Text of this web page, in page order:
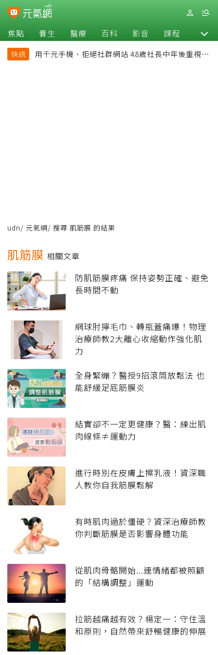
焦點 養生 醫療 百科 影音 課程 退休
快訊
用千元手機、拒絕社群網站 48歲社長中年後重視和
udn/ 元氣網/ 搜尋 肌筋膜 的結果
肌筋膜 相關文章
防肌筋膜疼痛 保持姿勢正確、避免
長時間不動
網球肘擰毛巾、轉瓶蓋痛爆！物理
治療師教2大離心收縮動作強化肌
力
全身緊繃？醫授9招滾筒放鬆法 也
能舒緩足底筋膜炎
結實卻不一定更健康？醫：練出肌
肉線條≠運動力
進行時別在皮膚上擦乳液！資深職
人教你自我筋膜鬆解
有時肌肉過於僵硬？資深治療師教
你判斷筋膜是否影響身體功能
從肌肉骨骼開始...連情緒都被照顧
的「結構調整」運動
拉筋越痛越有效？楊定一：守住溫
和原則，自然帶來舒暢健康的伸展